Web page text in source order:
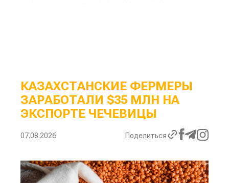
КАЗАХСТАНСКИЕ ФЕРМЕРЫ
ЗАРАБОТАЛИ $35 МЛН НА
ЭКСПОРТЕ ЧЕЧЕВИЦЫ
07.08.2026 Поделиться